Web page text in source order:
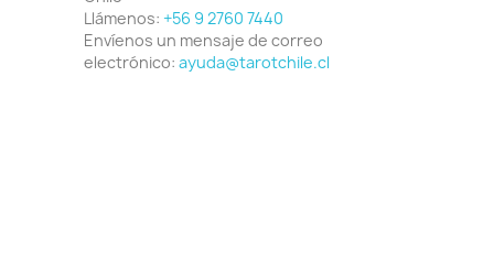
Llámenos: +56 9 2760 7440
Envíenos un mensaje de correo
electrónico: ayuda@tarotchile.cl